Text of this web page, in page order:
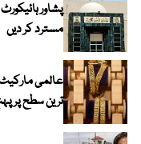
پشاور
مسترد کر دیں
ترین سطح پر